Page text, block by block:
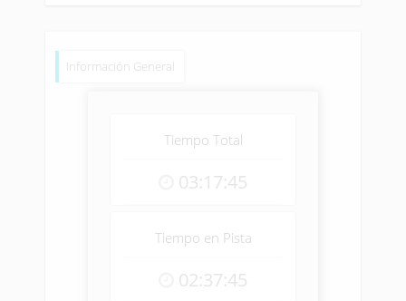
Información General
Tiempo Total
03:17:45
Tiempo en Pista
02:37:45